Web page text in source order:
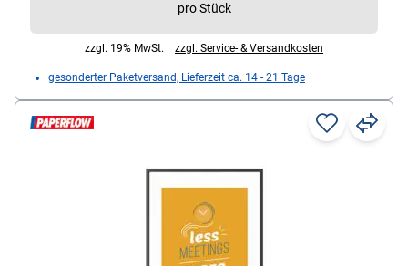
pro Stück
zzgl. 19% MwSt. | zzgl. Service- & Versandkosten
gesonderter Paketversand, Lieferzeit ca. 14 - 21 Tage